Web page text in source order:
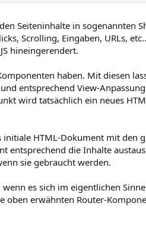
Seiteninhalte in sogenannten
Scrolling, Eingaben, URLs,
hineingerendert.
haben. Mit diesen
entsprechend View-
wird tatsächlich ein neues
HTML-Dokument mit den
entsprechend die Inhalte
sie gebraucht werden.
es sich im eigentlichen
erwähnten Router-